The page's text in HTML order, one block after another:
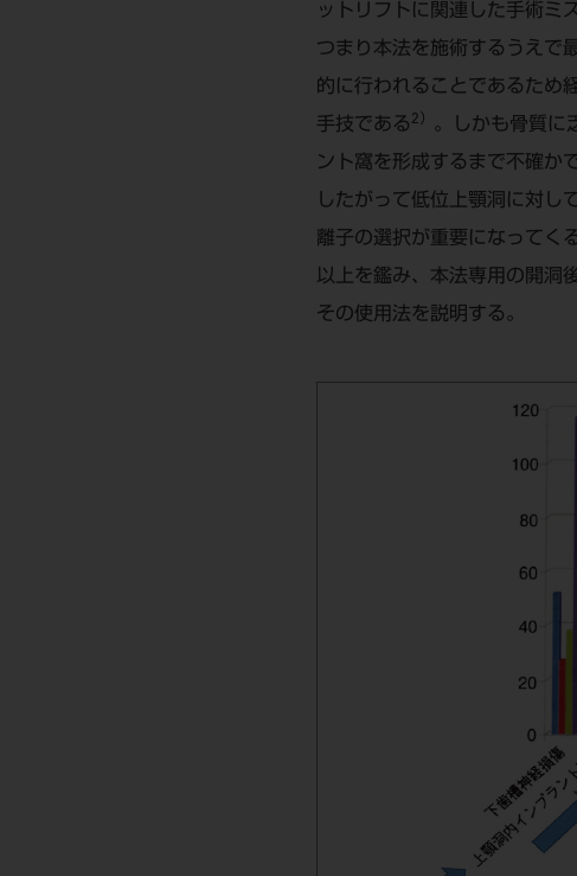
ットリフトに関連した手術ミ
つまり本法を施術するうえで
的に行われることであるため
手技である 2） 。しかも骨質に
ント窩を形成するまで不確か
したがって低位上顎洞に対し
離子の選択が重要になってくる
以上を鑑み、本法専用の開洞
その使用法を説明する。